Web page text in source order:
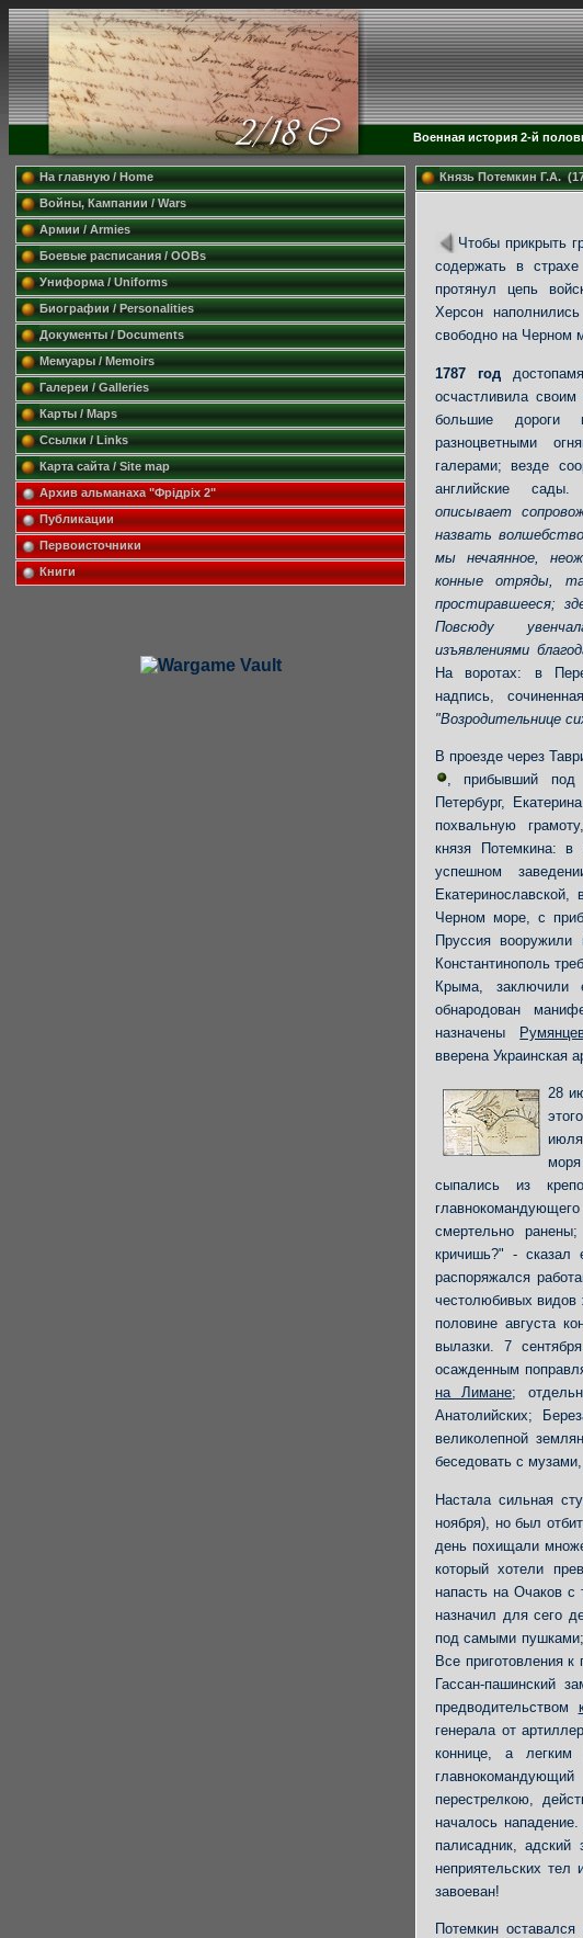
Военная история 2-й
На главную / Home
Войны, Кампании / Wars
Армии / Armies
Боевые расписания / OOBs
Униформа / Uniforms
Биографии / Personalities
Документы / Documents
Мемуары / Memoirs
Галереи / Galleries
Карты / Maps
Ссылки / Links
Карта сайта / Site map
Архив альманаха "Фрiдрiх 2"
Публикации
Первоисточники
Книги
Князь Потемкин Г.А.
Чтобы прикрыть
содержать в
протянул цепь
Херсон
свободно на Черном
1787 год
осчастливила
большие
разноцветными
галерами; везде
английские сады.
описывает
назвать
мы нечаянное,
конные отряды,
простиравшееся;
Повсюду
изъявлениями
На воротах: в
надпись,
"Возродительнице
В проезде через
, прибывший
Петербург,
похвальную
князя Потемкина: в
успешном
Черном море, с
Пруссия
Константинополь
Крыма, заключили
обнародован
назначены
вверена Украинская
28
сыпались из
смертельно
кричишь?" - сказал
распоряжался
честолюбивых видов
половине августа
вылазки. 7
осажденным
на Лимане;
Анатолийских;
великолепной
беседовать с
Настала сильная
ноября), но был
день похищали
который хотели
напасть на Очаков с
назначил для сего
под самыми
Все приготовления
Гассан-пашинский
предводительством
генерала от
коннице, а легким
перестрелкою,
началось
палисадник,
неприятельских
завоеван!
Потемкин